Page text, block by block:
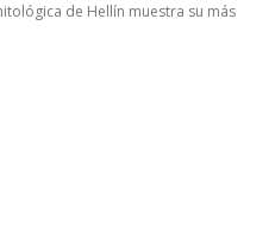
de Hellín muestra su más